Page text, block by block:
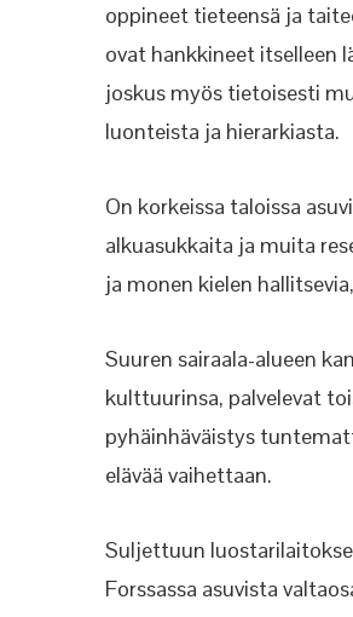
oppineet tieteensä ja
ovat hankkineet itselleen
joskus myös tietoisesti
luonteista ja hierarkiasta.
On korkeissa taloissa
alkuasukkaita ja muita
ja monen kielen
Suuren sairaala-alueen
kulttuurinsa, palvelevat
pyhäinhäväistys
elävää vaihettaan.
Suljettuun
Forssassa asuvista